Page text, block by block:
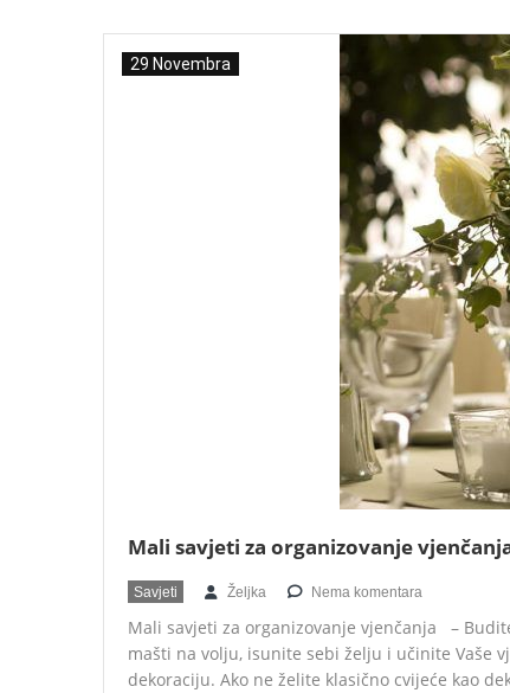
Mali savjeti za organizovanje
29 Novembra
Savjeti Željka Nema komentara
Mali savjeti za organizovanje vjenčanja –
mašti na volju, isunite sebi želju i učinite Vaše
dekoraciju. Ako ne želite klasično cvijeće kao